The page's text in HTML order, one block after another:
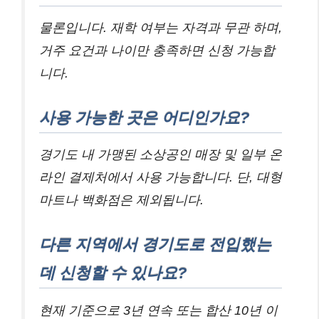
물론입니다. 재학 여부는 자격과 무관 하며,
거주 요건과 나이만 충족하면 신청 가능합
니다.
사용 가능한 곳은 어디인가요?
경기도 내 가맹된 소상공인 매장 및 일부 온
라인 결제처에서 사용 가능합니다. 단, 대형
마트나 백화점은 제외됩니다.
다른 지역에서 경기도로 전입했는
데 신청할 수 있나요?
현재 기준으로 3년 연속 또는 합산 10년 이